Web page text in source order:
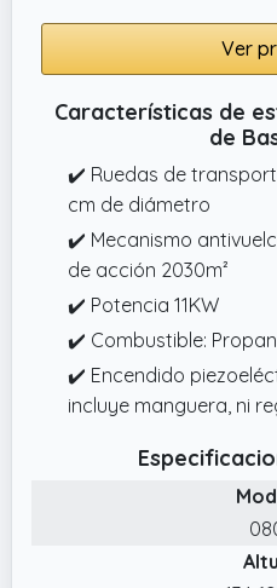
Ver
Características de
de
✔️ Ruedas de
cm de diámetro
✔️ Mecanismo
de acción 2030m²
✔️ Potencia 11KW
✔️ Combustible:
✔️ Encendido
incluye manguera, ni